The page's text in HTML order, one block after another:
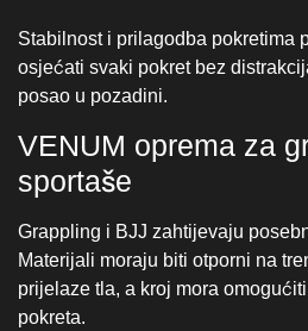
prijelaze tla, a kroj mora
pokreta.
Profesionalci biraju:
Rashguardi s ojačanim
materijalima – sprečavaju
udobnost i podršku bez
Specifične tkanine koje ne
se izbjegao neugodan miris i